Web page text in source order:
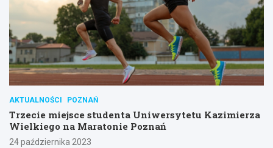
AKTUALNOŚCI POZNAŃ
Trzecie miejsce studenta Uniwersytetu Kazimierza
Wielkiego na Maratonie Poznań
24 października 2023